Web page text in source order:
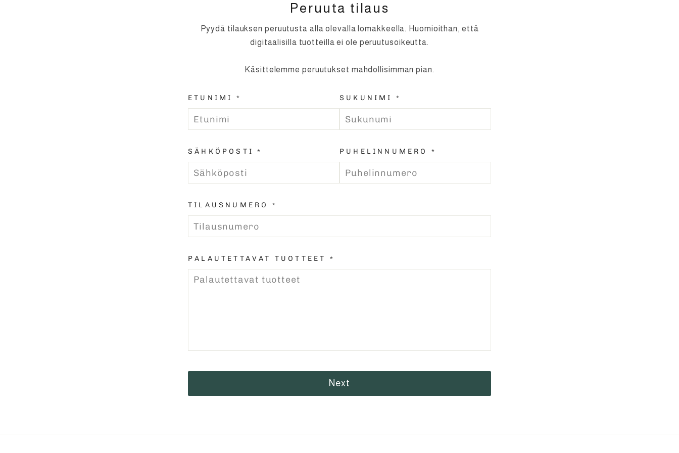
Peruuta tilaus
Pyydä tilauksen peruutusta alla olevalla lomakkeella. Huomioithan, että
digitaalisilla tuotteilla ei ole peruutusoikeutta.
Käsittelemme peruutukset mahdollisimman pian.
ETUNIMI * SUKUNIMI *
SÄHKÖPOSTI * PUHELINNUMERO *
TILAUSNUMERO *
PALAUTETTAVAT TUOTTEET *
Next